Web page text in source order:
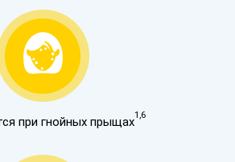
при гнойных прыщах1,6